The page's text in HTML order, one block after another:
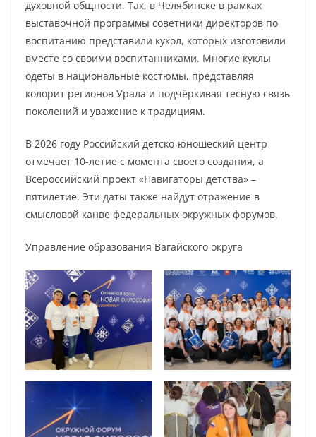
духовной общности. Так, в Челябинске в рамках
выставочной программы советники директоров по
воспитанию представили кукол, которых изготовили
вместе со своими воспитанниками. Многие куклы
одеты в национальные костюмы, представляя
колорит регионов Урала и подчёркивая тесную связь
поколений и уважение к традициям.
В 2026 году Российский детско-юношеский центр
отмечает 10-летие с момента своего создания, а
Всероссийский проект «Навигаторы детства» –
пятилетие. Эти даты также найдут отражение в
смысловой канве федеральных окружных форумов.
Управление образования Вагайского округа